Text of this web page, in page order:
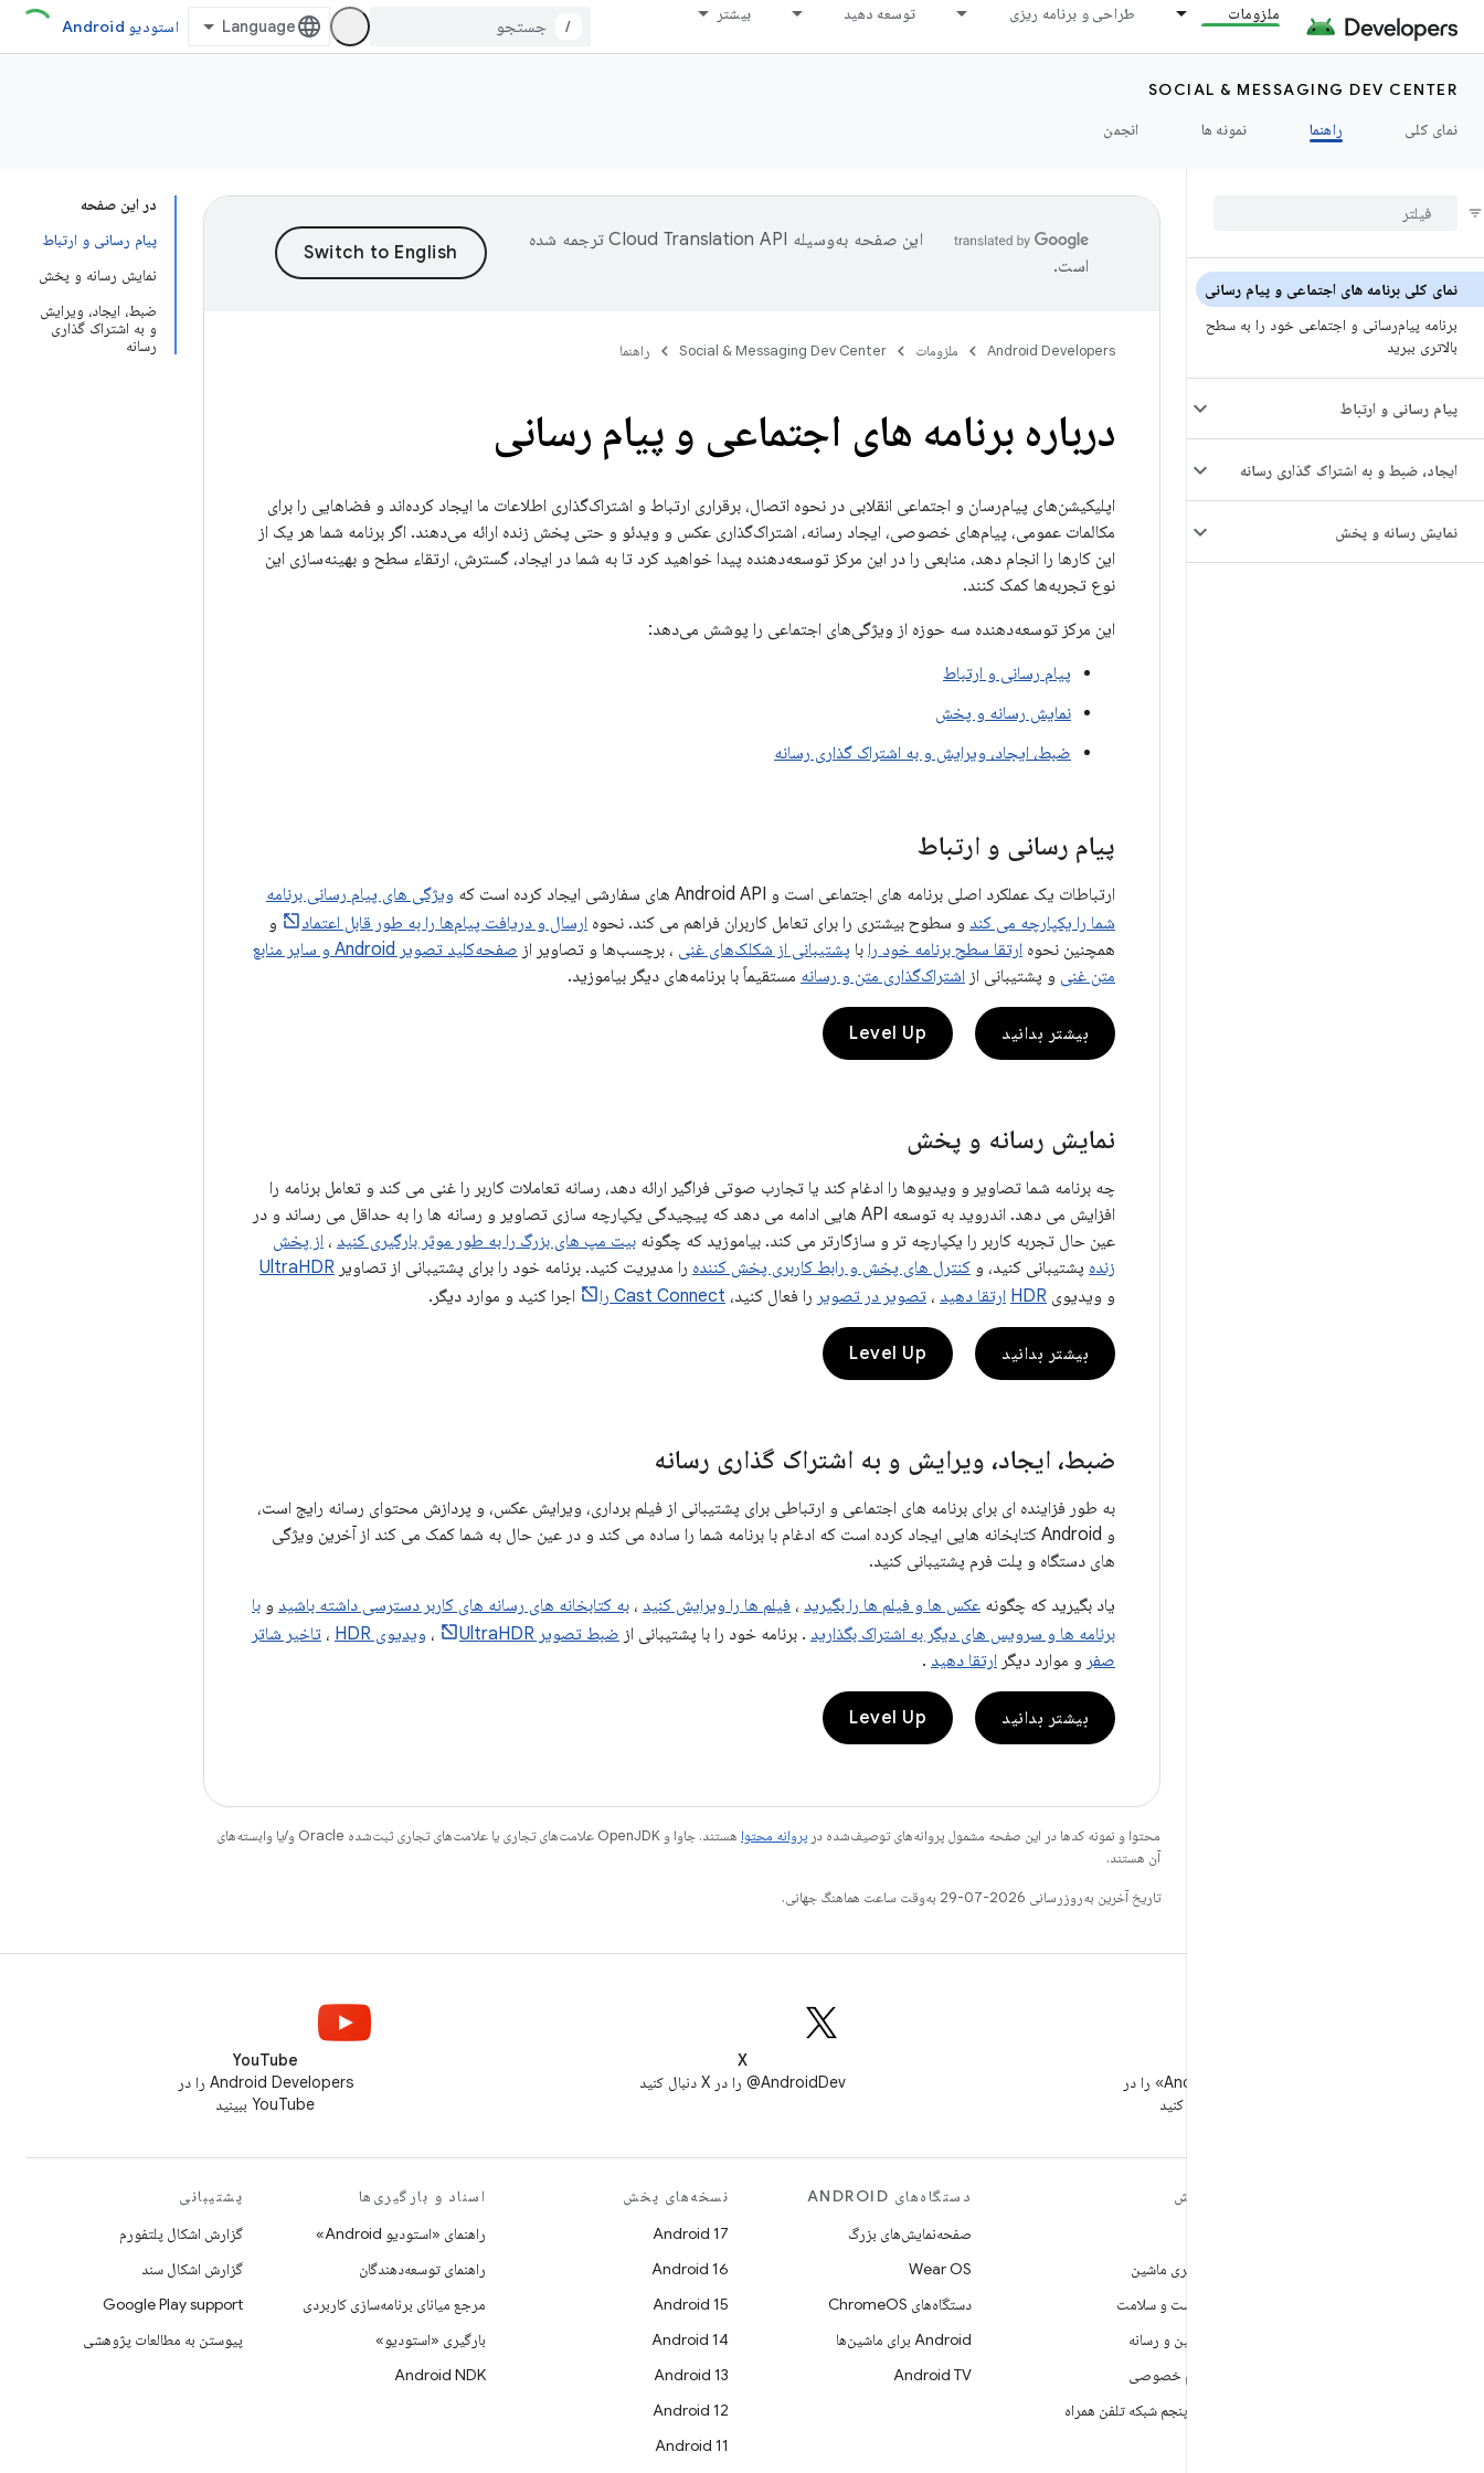
ملزومات طراحی و برنامه ریزی توسعه دهید بیشتر
/ استودیو Android
SOCIAL & MESSAGING DEV CENTER
نمای کلی
راهنما نمونه ها انجمن
نمای کلی برنامه های اجتماعی و پیام رسانی
برنامه پیام‌رسانی و اجتماعی خود را به سطح
بالاتری ببرید
پیام رسانی و ارتباط
ایجاد، ضبط و به اشتراک گذاری رسانه
نمایش رسانه و پخش
در این صفحه
پیام رسانی و ارتباط
نمایش رسانه و پخش
ضبط، ایجاد، ویرایش
و به اشتراک گذاری
رسانه
این صفحه به‌وسیله
ترجمه شده
است.
Android Developers ملزومات Social & Messaging Dev Center راهنما
درباره برنامه های اجتماعی و پیام رسانی
اپلیکیشن‌های پیام‌رسان و اجتماعی انقلابی در نحوه اتصال، برقراری ارتباط و اشتراک‌گذاری اطلاعات ما ایجاد کرده‌اند و فضاهایی را برای
مکالمات عمومی، پیام‌های خصوصی، ایجاد رسانه، اشتراک‌گذاری عکس و ویدئو و حتی پخش زنده ارائه می‌دهند. اگر برنامه شما هر یک از
این کارها را انجام دهد، منابعی را در این مرکز توسعه‌دهنده پیدا خواهید کرد تا به شما در ایجاد، گسترش، ارتقاء سطح و بهینه‌سازی این
نوع تجربه‌ها کمک کنند.
این مرکز توسعه‌دهنده سه حوزه از ویژگی‌های اجتماعی را پوشش می‌دهد:
پیام رسانی و ارتباط
نمایش رسانه و پخش
ضبط، ایجاد، ویرایش و به اشتراک گذاری رسانه
پیام رسانی و ارتباط
ارتباطات یک عملکرد اصلی برنامه های اجتماعی است و Android API های سفارشی ایجاد کرده است که
ویژگی های پیام رسانی برنامه
شما را یکپارچه می کند و سطوح بیشتری را برای تعامل کاربران فراهم می کند. نحوه ارسال و دریافت پیام‌ها را به طور قابل اعتماد
و
همچنین نحوه ارتقا سطح برنامه خود را با پشتیبانی از شکلک‌های غنی ، برچسب‌ها و تصاویر از
صفحه‌کلید تصویر Android و سایر منابع
متن غنی و پشتیبانی از اشتراک‌گذاری متن و رسانه مستقیماً با برنامه‌های دیگر بیاموزید.
بیشتر بدانید Level Up
نمایش رسانه و پخش
چه برنامه شما تصاویر و ویدیوها را ادغام کند یا تجارب صوتی فراگیر ارائه دهد، رسانه تعاملات کاربر را غنی می کند و تعامل برنامه را
افزایش می دهد. اندروید به توسعه API هایی ادامه می دهد که پیچیدگی یکپارچه سازی تصاویر و رسانه ها را به حداقل می رساند و در
عین حال تجربه کاربر را یکپارچه تر و سازگارتر می کند. بیاموزید که چگونه بیت مپ های بزرگ را به طور موثر بارگیری کنید ، از پخش
زنده پشتیبانی کنید، و کنترل های پخش و رابط کاربری پخش کننده را مدیریت کنید. برنامه خود را برای پشتیبانی از تصاویر UltraHDR
و ویدیوی HDR ارتقا دهید ، تصویر در تصویر را فعال کنید، Cast Connect را اجرا کنید و موارد دیگر.
بیشتر بدانید Level Up
ضبط، ایجاد، ویرایش و به اشتراک گذاری رسانه
به طور فزاینده ای برای برنامه های اجتماعی و ارتباطی برای پشتیبانی از فیلم برداری، ویرایش عکس، و پردازش محتوای رسانه رایج است،
و Android کتابخانه هایی ایجاد کرده است که ادغام با برنامه شما را ساده می کند و در عین حال به شما کمک می کند از آخرین ویژگی
های دستگاه و پلت فرم پشتیبانی کنید.
یاد بگیرید که چگونه عکس ها و فیلم ها را بگیرید ، فیلم ها را ویرایش کنید ، به کتابخانه های رسانه های کاربر دسترسی داشته باشید و با
برنامه ها و سرویس های دیگر به اشتراک بگذارید . برنامه خود را با پشتیبانی از ضبط تصویر UltraHDR ، ویدیوی HDR ، تاخیر شاتر
صفر و موارد دیگر ارتقا دهید .
بیشتر بدانید Level Up
محتوا و نمونه کدها در این صفحه مشمول پروانه‌های توصیف‌شده در پروانه محتوا
هستند. جاوا و OpenJDK علامت‌های تجاری یا علامت‌های تجاری ثبت‌شده Oracle و/یا وابسته‌های
آن هستند.
تاریخ آخرین به‌روزرسانی 2026-07-29 به‌وقت ساعت هماهنگ جهانی.
«توسعه‌دهندگان Android» را در
X
AndroidDev@ را در X دنبال کنید
YouTube
Android Developers را در
YouTube ببینید
کاوش
یادگیری ماشین
بهداشت و سلامت
دوربین و رسانه
حریم خصوصی
نسل پنجم شبکه تلفن همراه
دستگاه‌های ANDROID
صفحه‌نمایش‌های بزرگ
Wear OS
دستگاه‌های ChromeOS
Android برای ماشین‌ها
Android TV
نسخه‌های پخش
Android 17
Android 16
Android 15
Android 14
Android 13
Android 12
Android 11
اسناد و بارگیری‌ها
راهنمای «استودیو Android»
راهنمای توسعه‌دهندگان
مرجع میانای برنامه‌سازی کاربردی
بارگیری «استودیو»
Android NDK
پشتیبانی
گزارش اشکال پلتفورم
گزارش اشکال سند
Google Play support
پیوستن به مطالعات پژوهشی